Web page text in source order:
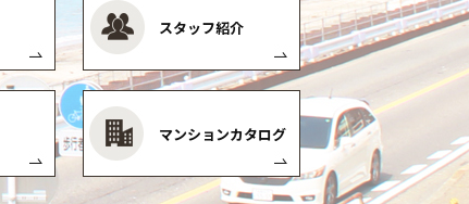
スタッフ紹介
マンションカタログ